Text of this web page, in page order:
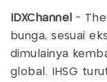
IDXChannel
-
bunga, sesuai
dimulainya
global. IHSG